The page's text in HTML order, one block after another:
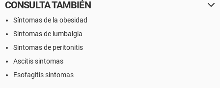
CONSULTA TAMBIÉN
Síntomas de la obesidad
Sintomas de lumbalgia
Sintomas de peritonitis
Ascitis sintomas
Esofagitis sintomas